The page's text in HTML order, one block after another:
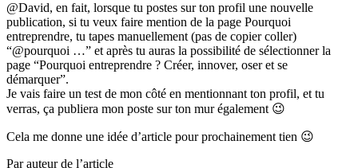
@David, en fait, lorsque tu postes sur ton profil une nouvelle
publication, si tu veux faire mention de la page Pourquoi
entreprendre, tu tapes manuellement (pas de copier coller)
“@pourquoi …” et après tu auras la possibilité de sélectionner la
page “Pourquoi entreprendre ? Créer, innover, oser et se
démarquer”.
Je vais faire un test de mon côté en mentionnant ton profil, et tu
verras, ça publiera mon poste sur ton mur également 😉
Cela me donne une idée d’article pour prochainement tien 😉
Par auteur de l’article